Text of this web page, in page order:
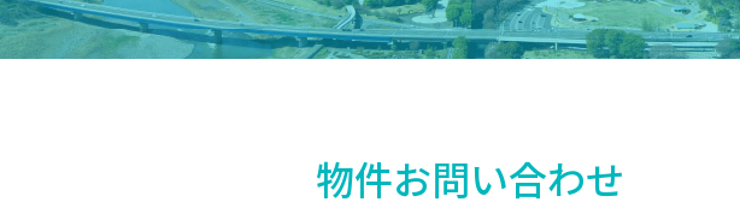
物件お問い合わせ